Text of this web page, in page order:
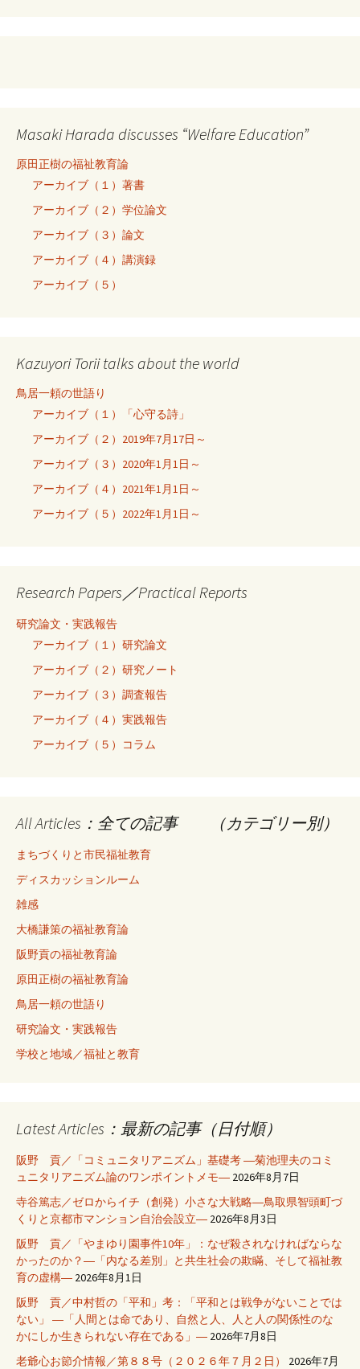
Masaki Harada discusses “Welfare Education”
原田正樹の福祉教育論
アーカイブ（１）著書
アーカイブ（２）学位論文
アーカイブ（３）論文
アーカイブ（４）講演録
アーカイブ（５）
Kazuyori Torii talks about the world
鳥居一頼の世語り
アーカイブ（１）「心守る詩」
アーカイブ（２）2019年7月17日～
アーカイブ（３）2020年1月1日～
アーカイブ（４）2021年1月1日～
アーカイブ（５）2022年1月1日～
Research Papers／Practical Reports
研究論文・実践報告
アーカイブ（１）研究論文
アーカイブ（２）研究ノート
アーカイブ（３）調査報告
アーカイブ（４）実践報告
アーカイブ（５）コラム
All Articles：全ての記事 （カテゴリー別）
まちづくりと市民福祉教育
ディスカッションルーム
雑感
大橋謙策の福祉教育論
阪野貢の福祉教育論
原田正樹の福祉教育論
鳥居一頼の世語り
研究論文・実践報告
学校と地域／福祉と教育
Latest Articles：最新の記事（日付順）
阪野 貢／「コミュニタリアニズム」基礎考 ―菊池理夫のコミ
ュニタリアニズム論のワンポイントメモ― 2026年8月7日
寺谷篤志／ゼロからイチ（創発）小さな大戦略―鳥取県智頭町づ
くりと京都市マンション自治会設立― 2026年8月3日
阪野 貢／「やまゆり園事件10年」：なぜ殺されなければならな
かったのか？―「内なる差別」と共生社会の欺瞞、そして福祉教
育の虚構― 2026年8月1日
阪野 貢／中村哲の「平和」考：「平和とは戦争がないことでは
ない」 ―「人間とは命であり、自然と人、人と人の関係性のな
かにしか生きられない存在である」― 2026年7月8日
老爺心お節介情報／第８８号（２０２６年７月２日）
2026年7月